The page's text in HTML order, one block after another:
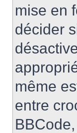
mise en
décider
même
entre